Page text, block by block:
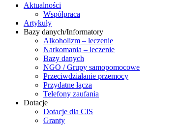
Aktualności
Współpraca
Artykuły
Bazy danych/Informatory
Alkoholizm – leczenie
Narkomania – leczenie
Bazy danych
NGO / Grupy samopomocowe
Przeciwdziałanie przemocy
Przydatne łącza
Telefony zaufania
Dotacje
Dotacje dla CIS
Granty